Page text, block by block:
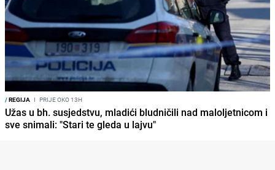
/REGIJA I PRIJE OKO 13H
Užas u bh. susjedstvu, mladići bludničili nad maloljetnicom i
sve snimali: "Stari te gleda u lajvu"